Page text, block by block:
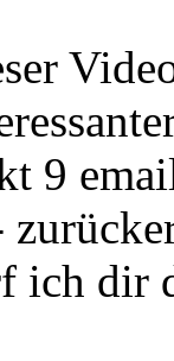
9
ich dir